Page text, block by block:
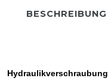
BESCHREIBUNG
Hydraulikverschraubung